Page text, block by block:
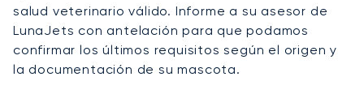
salud veterinario válido. Informe a su asesor de
LunaJets con antelación para que podamos
confirmar los últimos requisitos según el origen y
la documentación de su mascota.